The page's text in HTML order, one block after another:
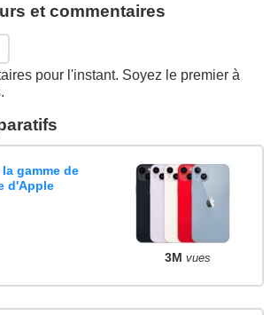
et commentaires
pour l'instant. Soyez le premier à
gamme de
d'Apple
3M vues